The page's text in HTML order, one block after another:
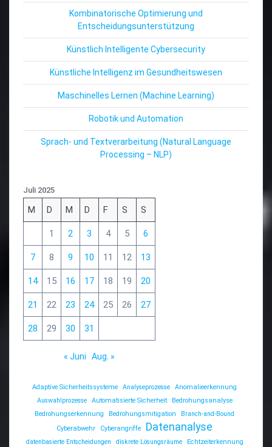
Kombinatorische Optimierung und
Entscheidungsunterstützung
Künstlich Intelligente Cybersecurity
Künstliche Intelligenz im Gesundheitswesen
Maschinelles Lernen (Machine Learning)
Robotik und Automation
Sprach- und Textverarbeitung (Natural Language
Processing – NLP)
Juli 2025
M D M D F S S
1 2 3 4 5 6
7 8 9 10 11 12 13
14 15 16 17 18 19 20
21 22 23 24 25 26 27
28 29 30 31
« Juni Aug. »
Adaptive Sicherheitssysteme Analyseprozesse
Anomalieerkennung
Auswahlprozesse
Automatisierte Sicherheit
Bedrohungsanalyse
Bedrohungserkennung
Bedrohungsmitigation
Branch-and-Bound
Cyberabwehr
Cyberangriffe Datenanalyse
datenbasierte Entscheidungen diskrete Lösungsräume Echtzeiterkennung